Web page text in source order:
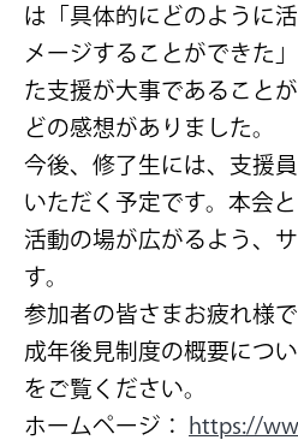
は「具体的にどのように
メージすることができた
た支援が大事であること
どの感想がありました。
今後、修了生には、支援
いただく予定です。本会
活動の場が広がるよう、
す。
参加者の皆さまお疲れ様で
成年後見制度の概要につ
をご覧ください。
ホームページ： https://